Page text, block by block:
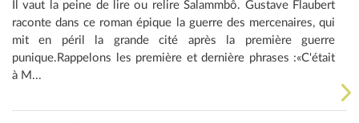
Il vaut la peine de lire ou relire Salammbô. Gustave Flaubert
raconte dans ce roman épique la guerre des mercenaires, qui
mit en péril la grande cité après la première guerre
punique.Rappelons les première et dernière phrases :«C'était
à M...